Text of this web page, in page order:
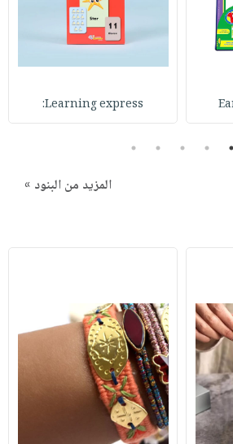
Learning express:
1
2
3
4
5
المزيد من البنود »